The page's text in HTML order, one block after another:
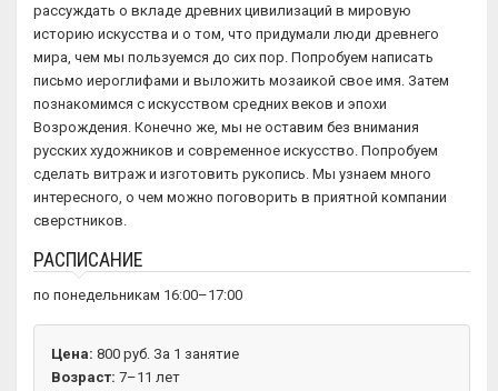
рассуждать о вкладе древних цивилизаций в мировую
историю искусства и о том, что придумали люди древнего
мира, чем мы пользуемся до сих пор. Попробуем написать
письмо иероглифами и выложить мозаикой свое имя. Затем
познакомимся с искусством средних веков и эпохи
Возрождения. Конечно же, мы не оставим без внимания
русских художников и современное искусство. Попробуем
сделать витраж и изготовить рукопись. Мы узнаем много
интересного, о чем можно поговорить в приятной компании
сверстников.
РАСПИСАНИЕ
по понедельникам 16:00–17:00
Цена: 800 руб. За 1 занятие
Возраст: 7–11 лет